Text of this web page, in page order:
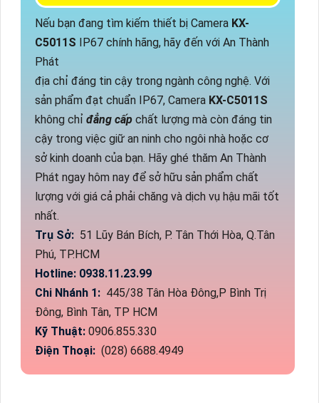
Nếu bạn đang tìm kiếm thiết bị Camera KX-
C5011S IP67 chính hãng, hãy đến với An Thành
Phát
địa chỉ đáng tin cậy trong ngành công nghệ. Với
sản phẩm đạt chuẩn IP67, Camera KX-C5011S
không chỉ đẳng cấp chất lượng mà còn đáng tin
cậy trong việc giữ an ninh cho ngôi nhà hoặc cơ
sở kinh doanh của bạn. Hãy ghé thăm An Thành
Phát ngay hôm nay để sở hữu sản phẩm chất
lượng với giá cả phải chăng và dịch vụ hậu mãi tốt
nhất.
Trụ Sở: 51 Lũy Bán Bích, P. Tân Thới Hòa, Q.Tân
Phú, TP.HCM
Hotline: 0938.11.23.99
Chi Nhánh 1: 445/38 Tân Hòa Đông,P Bình Trị
Đông, Bình Tân, TP HCM
Kỹ Thuật: 0906.855.330
Điện Thoại: (028) 6688.4949